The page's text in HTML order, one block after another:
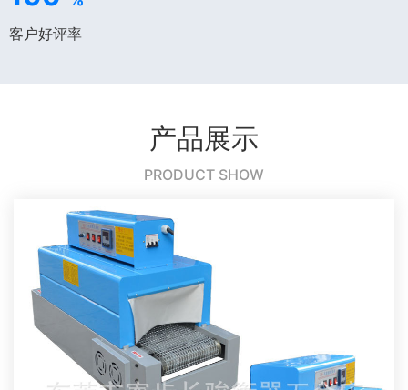
客户好评率
产品展示
PRODUCT SHOW